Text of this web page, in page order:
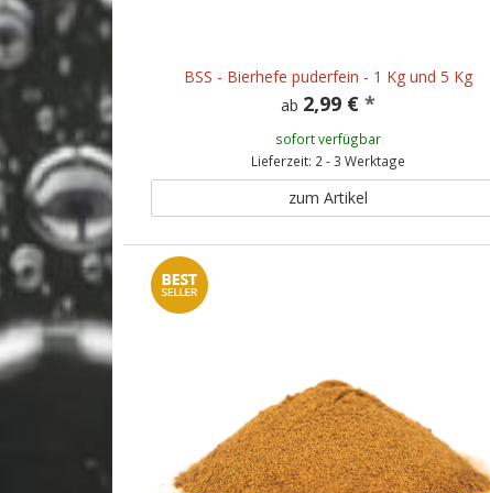
BSS - Bierhefe puderfein - 1 Kg und 5 Kg
ab 2,99 € *
sofort verfügbar
Lieferzeit: 2 - 3 Werktage
zum Artikel